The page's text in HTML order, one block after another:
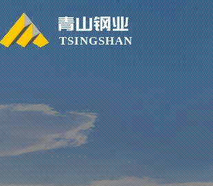
TSINGSHAN